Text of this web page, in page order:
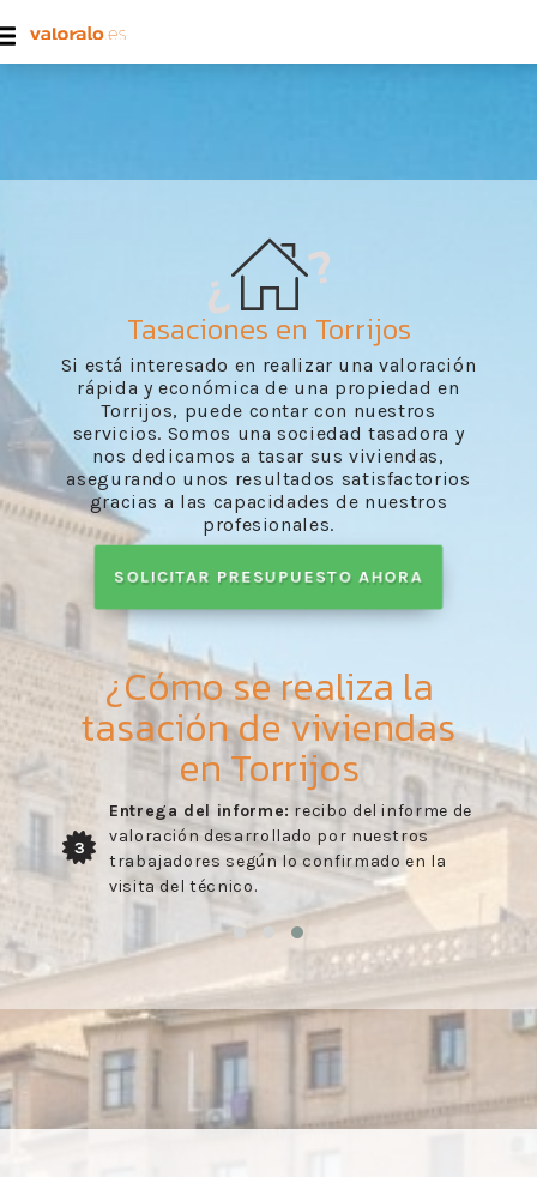
Tasaciones en Torrijos
Si está interesado en realizar una valoración
rápida y económica de una propiedad en
Torrijos, puede contar con nuestros
servicios. Somos una sociedad tasadora y
nos dedicamos a tasar sus viviendas,
asegurando unos resultados satisfactorios
gracias a las capacidades de nuestros
profesionales.
SOLICITAR PRESUPUESTO AHORA
¿Cómo se realiza la
tasación de viviendas
en Torrijos
3
Entrega del informe: recibo del informe de
valoración desarrollado por nuestros
trabajadores según lo confirmado en la
visita del técnico.